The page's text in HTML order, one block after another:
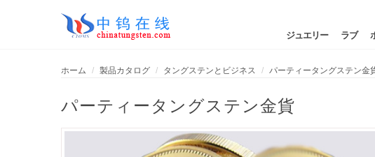
ジュエリー ラブ
ホーム 製品カタログ タングステンとビジネス パーティータングステン金
パーティータングステン金貨